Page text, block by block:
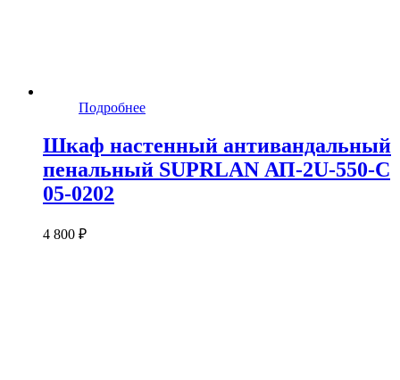
Подробнее
Шкаф настенный антивандальный
пенальный SUPRLAN АП-2U-550-С
05-0202
4 800 ₽